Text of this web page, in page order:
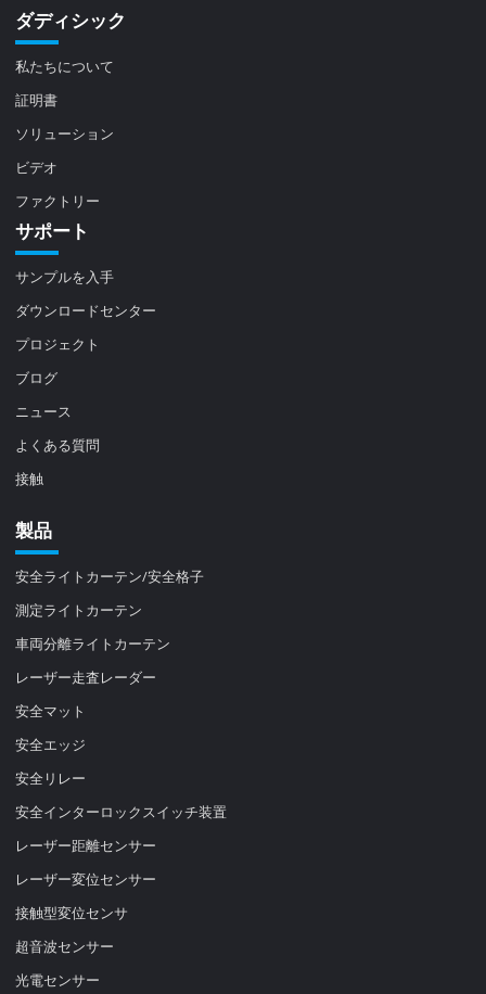
ダディシック
私たちについて
証明書
ソリューション
ビデオ
ファクトリー
サポート
サンプルを入手
ダウンロードセンター
プロジェクト
ブログ
ニュース
よくある質問
接触
製品
安全ライトカーテン/安全格子
測定ライトカーテン
車両分離ライトカーテン
レーザー走査レーダー
安全マット
安全エッジ
安全リレー
安全インターロックスイッチ装置
レーザー距離センサー
レーザー変位センサー
接触型変位センサ
超音波センサー
光電センサー